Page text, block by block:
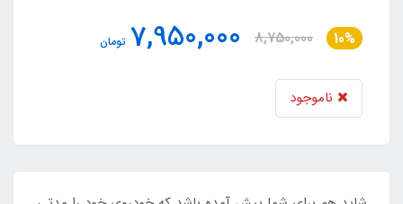
10%
8,750,000
7,950,000 تومان
ناموجود